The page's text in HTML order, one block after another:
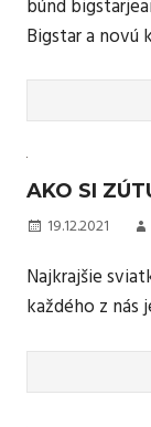
búnd
Bigstar a novú
AKO SI
19.12.2021
Najkrajšie
každého z nás